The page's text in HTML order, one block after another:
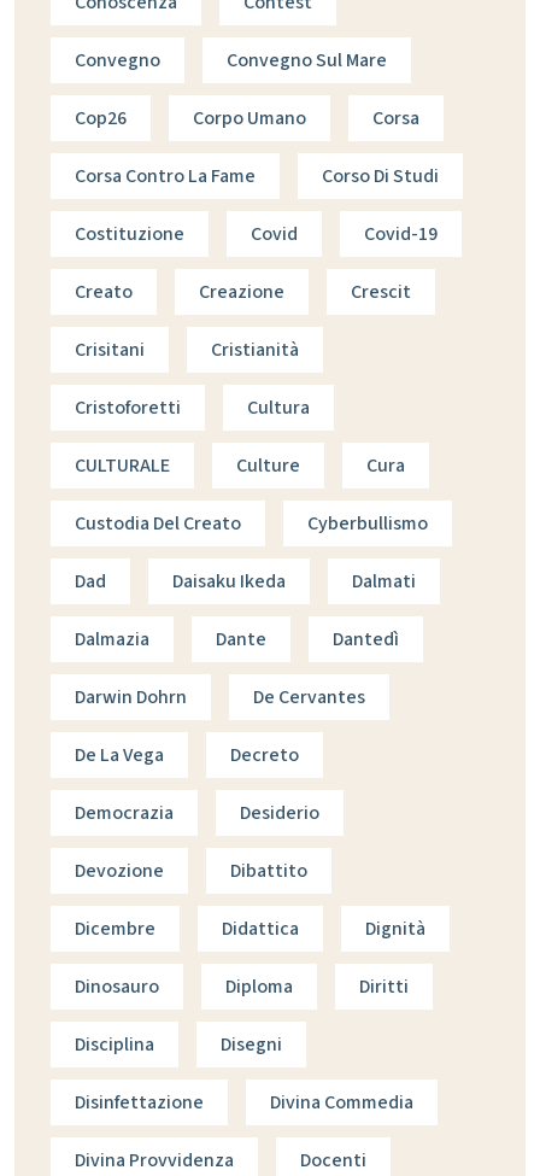
Convegno Convegno Sul Mare
Cop26 Corpo Umano Corsa
Corsa Contro La Fame Corso Di Studi
Costituzione Covid Covid-19
Creato Creazione Crescit
Crisitani Cristianità
Cristoforetti Cultura
CULTURALE Culture Cura
Custodia Del Creato Cyberbullismo
Dad Daisaku Ikeda Dalmati
Dalmazia Dante Dantedì
Darwin Dohrn De Cervantes
De La Vega Decreto
Democrazia Desiderio
Devozione Dibattito
Dicembre Didattica Dignità
Dinosauro Diploma Diritti
Disciplina Disegni
Disinfettazione Divina Commedia
Divina Provvidenza Docenti